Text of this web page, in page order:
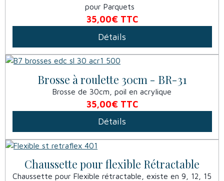
pour Parquets
35,00€ TTC
Détails
Brosse à roulette 30cm - BR-31
Brosse de 30cm, poil en acrylique
35,00€ TTC
Détails
Chaussette pour flexible Rétractable
Chaussette pour Flexible rétractable, existe en 9, 12, 15